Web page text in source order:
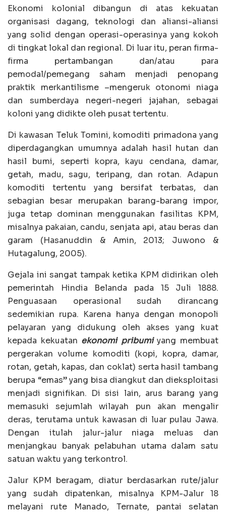
Ekonomi kolonial dibangun di atas kekuatan
organisasi dagang, teknologi dan aliansi-aliansi
yang solid dengan operasi-operasinya yang kokoh
di tingkat lokal dan regional. Di luar itu, peran firma-
firma pertambangan dan/atau para
pemodal/pemegang saham menjadi penopang
praktik merkantilisme –mengeruk otonomi niaga
dan sumberdaya negeri-negeri jajahan, sebagai
koloni yang didikte oleh pusat tertentu.
Di kawasan Teluk Tomini, komoditi primadona yang
diperdagangkan umumnya adalah hasil hutan dan
hasil bumi, seperti kopra, kayu cendana, damar,
getah, madu, sagu, teripang, dan rotan. Adapun
komoditi tertentu yang bersifat terbatas, dan
sebagian besar merupakan barang-barang impor,
juga tetap dominan menggunakan fasilitas KPM,
misalnya pakaian, candu, senjata api, atau beras dan
garam (Hasanuddin & Amin, 2013; Juwono &
Hutagalung, 2005).
Gejala ini sangat tampak ketika KPM didirikan oleh
pemerintah Hindia Belanda pada 15 Juli 1888.
Penguasaan operasional sudah dirancang
sedemikian rupa. Karena hanya dengan monopoli
pelayaran yang didukung oleh akses yang kuat
kepada kekuatan ekonomi pribumiyang membuat
pergerakan volume komoditi (kopi, kopra, damar,
rotan, getah, kapas, dan coklat) serta hasil tambang
berupa “emas” yang bisa diangkut dan dieksploitasi
menjadi signifikan. Di sisi lain, arus barang yang
memasuki sejumlah wilayah pun akan mengalir
deras, terutama untuk kawasan di luar pulau Jawa.
Dengan itulah jalur-jalur niaga meluas dan
menjangkau banyak pelabuhan utama dalam satu
satuan waktu yang terkontrol.
Jalur KPM beragam, diatur berdasarkan rute/jalur
yang sudah dipatenkan, misalnya KPM-Jalur 18
melayani rute Manado, Ternate, pantai selatan